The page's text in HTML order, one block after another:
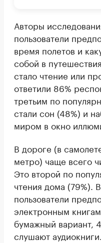
Авторы
пользователи
время полетов и
собой в
стало чтение или
ответили 86%
третьим по
стали сон (48%) и
миром в окно
В дороге (в
метро) чаще всего
Это второй по
чтения дома (79%).
пользователи
электронным
бумажный вариант,
слушают аудиокниги.